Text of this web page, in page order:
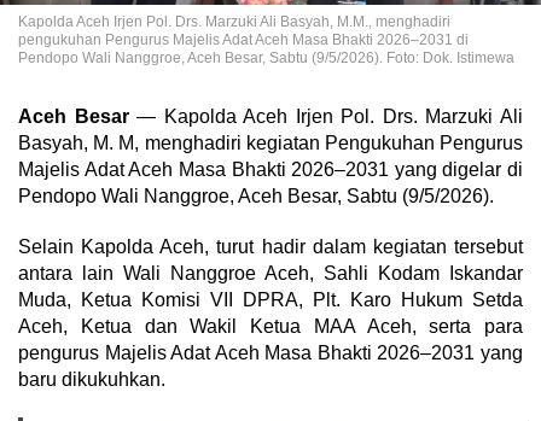
Kapolda Aceh Irjen Pol. Drs. Marzuki Ali Basyah, M.M., menghadiri
pengukuhan Pengurus Majelis Adat Aceh Masa Bhakti 2026–2031 di
Pendopo Wali Nanggroe, Aceh Besar, Sabtu (9/5/2026). Foto: Dok. Istimewa
Aceh Besar— Kapolda Aceh Irjen Pol. Drs. Marzuki Ali
Basyah, M. M, menghadiri kegiatan Pengukuhan Pengurus
Majelis Adat Aceh Masa Bhakti 2026–2031 yang digelar di
Pendopo Wali Nanggroe, Aceh Besar, Sabtu (9/5/2026).
Selain Kapolda Aceh, turut hadir dalam kegiatan tersebut
antara lain Wali Nanggroe Aceh, Sahli Kodam Iskandar
Muda, Ketua Komisi VII DPRA, Plt. Karo Hukum Setda
Aceh, Ketua dan Wakil Ketua MAA Aceh, serta para
pengurus Majelis Adat Aceh Masa Bhakti 2026–2031 yang
baru dikukuhkan.